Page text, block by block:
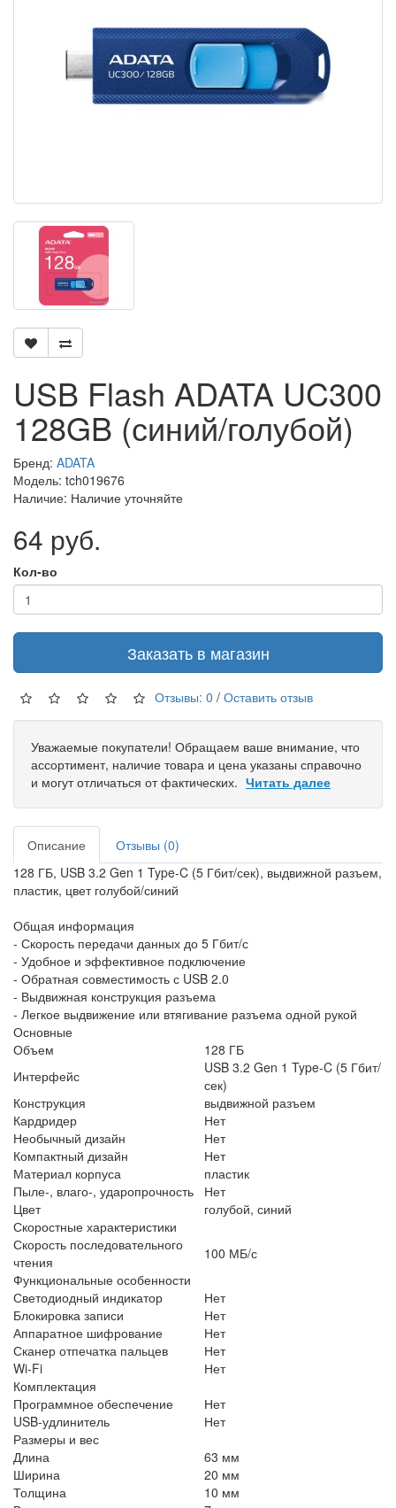
USB Flash ADATA UC300
128GB (синий/голубой)
Бренд: ADATA
Модель: tch019676
Наличие: Наличие уточняйте
64 руб.
Кол-во
Заказать в магазин
Отзывы: 0 / Оставить отзыв
Уважаемые покупатели! Обращаем ваше внимание, что
ассортимент, наличие товара и цена указаны справочно
и могут отличаться от фактических. Читать далее
Описание
Отзывы (0)
128 ГБ, USB 3.2 Gen 1 Type-C (5 Гбит/сек), выдвижной разъем,
пластик, цвет голубой/синий
Общая информация
- Скорость передачи данных до 5 Гбит/с
- Удобное и эффективное подключение
- Обратная совместимость с USB 2.0
- Выдвижная конструкция разъема
- Легкое выдвижение или втягивание разъема одной рукой
Основные
Объем
128 ГБ
Интерфейс
USB 3.2 Gen 1 Type-C (5 Гбит/
сек)
Конструкция
выдвижной разъем
Кардридер
Нет
Необычный дизайн
Нет
Компактный дизайн
Нет
Материал корпуса
пластик
Пыле-, влаго-, ударопрочность
Нет
Цвет
голубой, синий
Скоростные характеристики
Скорость последовательного
чтения
100 МБ/с
Функциональные особенности
Светодиодный индикатор
Нет
Блокировка записи
Нет
Аппаратное шифрование
Нет
Сканер отпечатка пальцев
Нет
Wi-Fi
Нет
Комплектация
Программное обеспечение
Нет
USB-удлинитель
Нет
Размеры и вес
Длина
63 мм
Ширина
20 мм
Толщина
10 мм